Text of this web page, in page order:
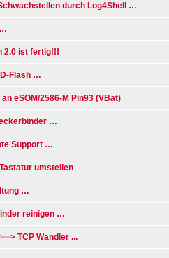
durch Log4Shell …
2.0 ist fertig!!!
Flash …
eSOM/2586-M Pin93 (VBat)
…
Support …
umstellen
…
reinigen …
TCP Wandler ...